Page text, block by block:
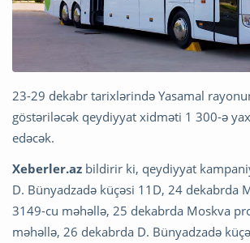
23-29 dekabr tarixlərində Yasamal
göstəriləcək qeydiyyat xidməti 1 300-ə
edəcək.
Xeberler.az bildirir ki, qeydiyyat
D. Bünyadzadə küçəsi 11D, 24 dekabrda
3149-cu məhəllə, 25 dekabrda Moskva
məhəllə, 26 dekabrda D. Bünyadzadə